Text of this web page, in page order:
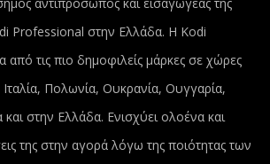
Professional στην Ελλάδα. Η Kodi
από τις πιο δημοφιλείς μάρκες σε χώρες
Πολωνία, Ουκρανία, Ουγγαρία,
στην Ελλάδα. Ενισχύει ολοένα και
της στην αγορά λόγω της ποιότητας των